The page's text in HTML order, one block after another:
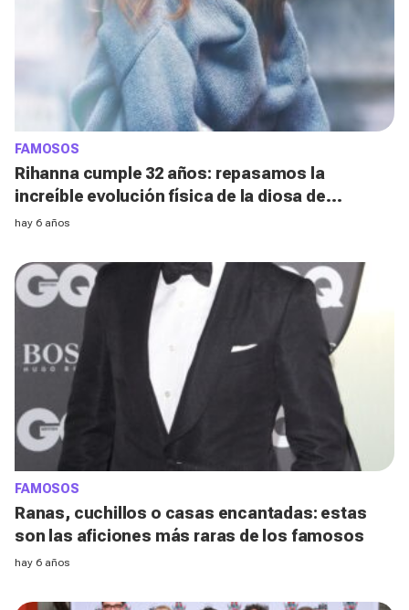
FAMOSOS
Rihanna cumple 32 años: repasamos la
increíble evolución física de la diosa de
Barbados
hay 6 años
FAMOSOS
Ranas, cuchillos o casas encantadas: estas
son las aficiones más raras de los famosos
hay 6 años